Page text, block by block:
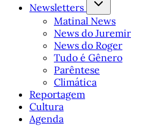
Newsletters
Matinal News
News do Juremir
News do Roger
Tudo é Gênero
Parêntese
Climática
Reportagem
Cultura
Agenda